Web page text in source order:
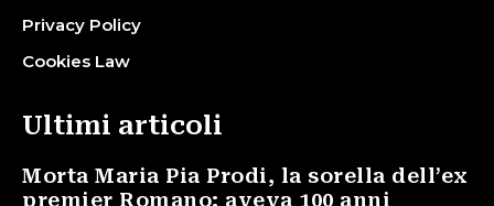
Privacy Policy
Cookies Law
Ultimi articoli
Morta Maria Pia Prodi, la sorella dell’ex
premier Romano: aveva 100 anni